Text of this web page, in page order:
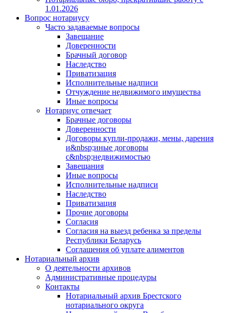
1.01.2026
Вопрос нотариусу
Часто задаваемые вопросы
Завещание
Доверенности
Брачный договор
Наследство
Приватизация
Исполнительные надписи
Отчуждение недвижимого имущества
Иные вопросы
Нотариус отвечает
Брачные договоры
Доверенности
Договоры купли-продажи, мены, дарения
и&nbsp;иные договоры
с&nbsp;недвижимостью
Завещания
Иные вопросы
Исполнительные надписи
Наследство
Приватизация
Прочие договоры
Согласия
Согласия на выезд ребенка за пределы
Республики Беларусь
Соглашения об уплате алиментов
Нотариальный архив
О деятельности архивов
Административные процедуры
Контакты
Нотариальный архив Брестского
нотариального округа